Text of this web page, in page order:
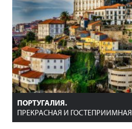
ПОРТУГАЛИЯ.
ПРЕКРАСНАЯ И ГОСТЕПРИИМНАЯ